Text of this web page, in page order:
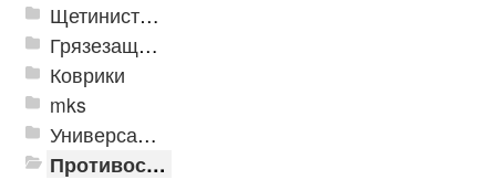
Щетинистые покрытия
Грязезащитные, влаговпитывающие покрытия
Коврики
mks
Универсальные модульные покрытия
Противоскользящая защита для лестниц, профили, ленты